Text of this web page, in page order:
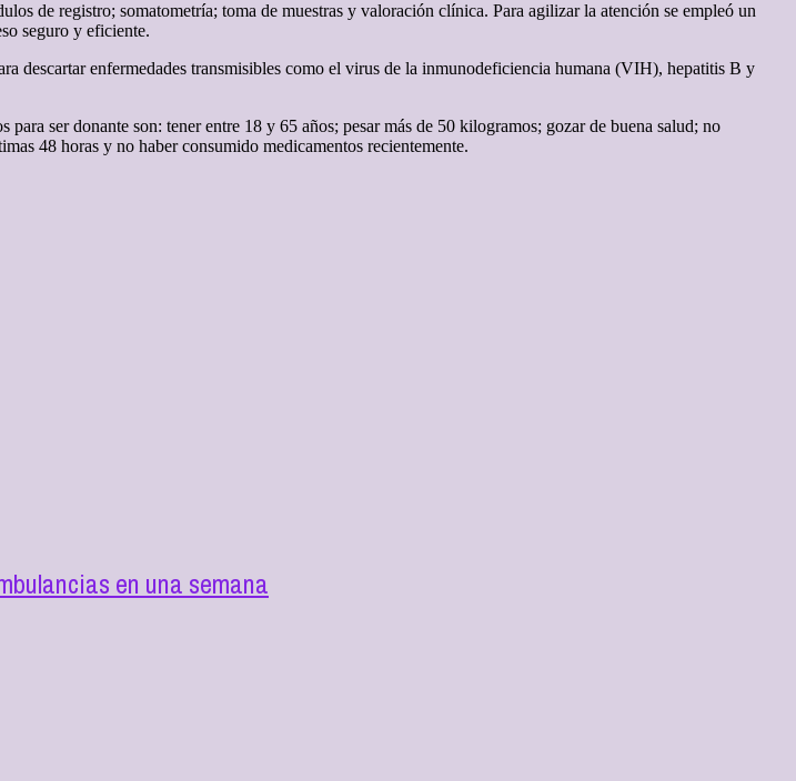
de registro; somatometría; toma de muestras y valoración clínica. Para agilizar la atención se empleó un
seguro y eficiente.
descartar enfermedades transmisibles como el virus de la inmunodeficiencia humana (VIH), hepatitis B y
ser donante son: tener entre 18 y 65 años; pesar más de 50 kilogramos; gozar de buena salud; no
48 horas y no haber consumido medicamentos recientemente.
en una semana